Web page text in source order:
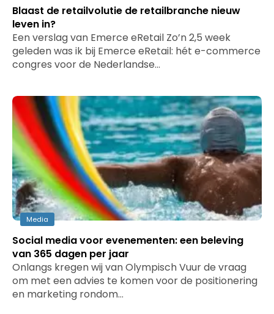
Blaast de retailvolutie de retailbranche nieuw
leven in?
Een verslag van Emerce eRetail Zo’n 2,5 week
geleden was ik bij Emerce eRetail: hét e-commerce
congres voor de Nederlandse…
Media
Social media voor evenementen: een beleving
van 365 dagen per jaar
Onlangs kregen wij van Olympisch Vuur de vraag
om met een advies te komen voor de positionering
en marketing rondom…